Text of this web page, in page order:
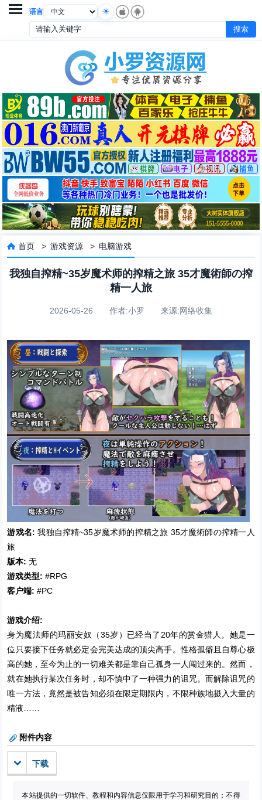
语言

 首页 >游戏资源 > 电脑游戏
我独自搾精~35岁魔术师的搾精之旅 35才魔術師の搾
精一人旅
2026-05-26 作者:小罗 来源:网络收集
游戏名: 我独自搾精~35岁魔术师的搾精之旅 35才魔術師の搾精一人
旅
版本: 无
游戏类型: #RPG
客户端: #PC
游戏介绍:
身为魔法师的玛丽安奴（35岁）已经当了20年的赏金猎人。她是一
位只要接下任务就必定会完美达成的顶尖高手。性格孤僻且自尊心极
高的她，至今为止的一切难关都是靠自己孤身一人闯过来的。然而，
就在她执行某次任务时，却不慎中了一种强力的诅咒。而解除诅咒的
唯一方法，竟然是被告知必须在限定期限内，不限种族地摄入大量的
精液……
附件内容
下载
本站提供的一切软件、教程和内容信息仅限用于学习和研究目的；不得